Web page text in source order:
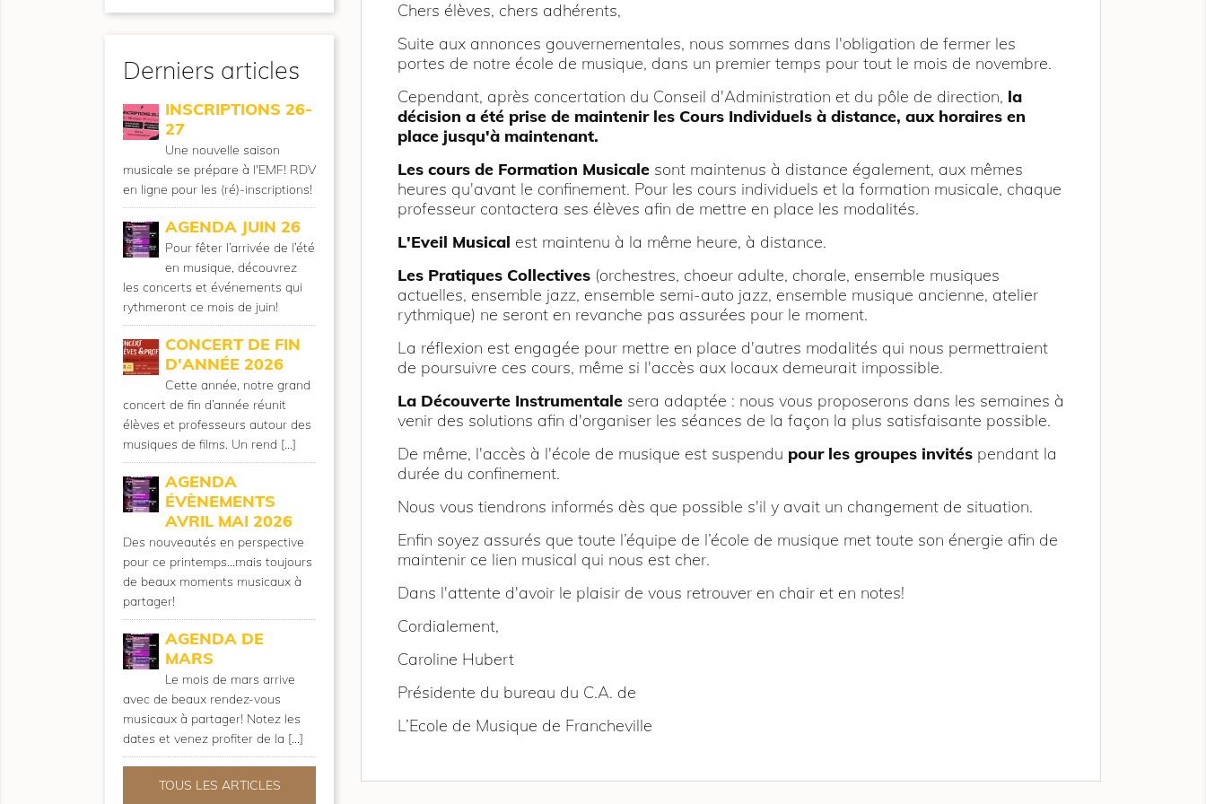
Derniers articles
INSCRIPTIONS 26-
27
Une nouvelle saison
musicale se prépare à l'EMF! RDV
en ligne pour les (ré)-inscriptions!
AGENDA JUIN 26
Pour fêter l’arrivée de l’été
en musique, découvrez
les concerts et événements qui
rythmeront ce mois de juin!
CONCERT DE FIN
D'ANNÉE 2026
Cette année, notre grand
concert de fin d’année réunit
élèves et professeurs autour des
musiques de films. Un rend [...]
AGENDA
ÉVÈNEMENTS
AVRIL MAI 2026
Des nouveautés en perspective
pour ce printemps...mais toujours
de beaux moments musicaux à
partager!
AGENDA DE
MARS
Le mois de mars arrive
avec de beaux rendez-vous
musicaux à partager! Notez les
dates et venez profiter de la [...]
TOUS LES ARTICLES
Chers élèves, chers adhérents,
Suite aux annonces gouvernementales, nous sommes dans l'obligation de fermer les
portes de notre école de musique, dans un premier temps pour tout le mois de novembre.
Cependant, après concertation du Conseil d'Administration et du pôle de direction, la
décision a été prise de maintenir les Cours Individuels à distance, aux horaires en
place jusqu'à maintenant.
Les cours de Formation Musicale sont maintenus à distance également, aux mêmes
heures qu'avant le confinement. Pour les cours individuels et la formation musicale, chaque
professeur contactera ses élèves afin de mettre en place les modalités.
L'Eveil Musical est maintenu à la même heure, à distance.
Les Pratiques Collectives (orchestres, choeur adulte, chorale, ensemble musiques
actuelles, ensemble jazz, ensemble semi-auto jazz, ensemble musique ancienne, atelier
rythmique) ne seront en revanche pas assurées pour le moment.
La réflexion est engagée pour mettre en place d'autres modalités qui nous permettraient
de poursuivre ces cours, même si l'accès aux locaux demeurait impossible.
La Découverte Instrumentale sera adaptée : nous vous proposerons dans les semaines à
venir des solutions afin d'organiser les séances de la façon la plus satisfaisante possible.
De même, l'accès à l'école de musique est suspendu pour les groupes invités pendant la
durée du confinement.
Nous vous tiendrons informés dès que possible s'il y avait un changement de situation.
Enfin soyez assurés que toute l’équipe de l’école de musique met toute son énergie afin de
maintenir ce lien musical qui nous est cher.
Dans l'attente d'avoir le plaisir de vous retrouver en chair et en notes!
Cordialement,
Caroline Hubert
Présidente du bureau du C.A. de
L’Ecole de Musique de Francheville